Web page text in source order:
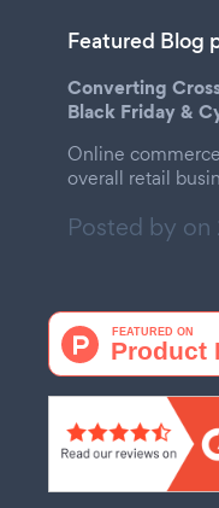
Featured Blog
Converting
Black Friday &
Online
overall retail
Posted by on